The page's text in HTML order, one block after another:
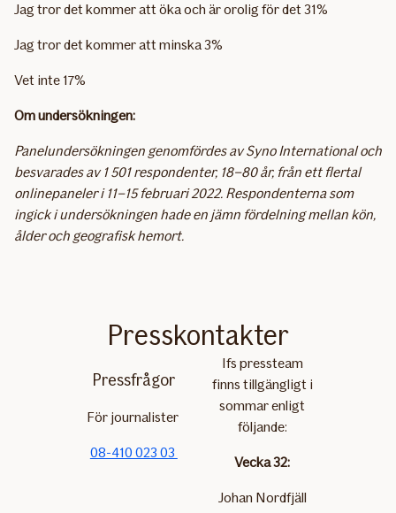
Jag tror det kommer att öka och är orolig för det 31%
Jag tror det kommer att minska 3%
Vet inte 17%
Om undersökningen:
Panelundersökningen genomfördes av Syno International och
besvarades av 1 501 respondenter, 18–80 år, från ett flertal
onlinepaneler i 11–15 februari 2022. Respondenterna som
ingick i undersökningen hade en jämn fördelning mellan kön,
ålder och geografisk hemort.
Presskontakter
Pressfrågor
För journalister
08-410 023 03
Ifs pressteam
finns tillgängligt i
sommar enligt
följande:
Vecka 32:
Johan Nordfjäll